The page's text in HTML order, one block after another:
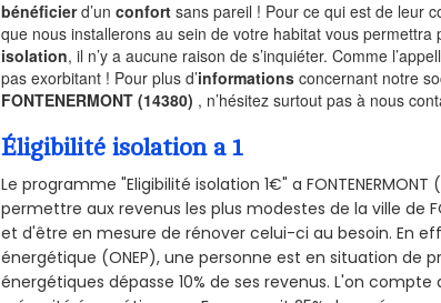
bénéficierd’unconfort sans pareil ! Pour ce qui est de leur
que nous installerons au sein de votre habitat vous permettra
isolation, il n’y a aucune raison de s’inquiéter. Comme
pas exorbitant ! Pour plus d’informations concernant notre
FONTENERMONT (14380) , n’hésitez surtout pas à nous
Éligibilité isolation a 1
Le programme "Eligibilité isolation 1€" a
permettre aux revenus les plus modestes de la ville de
et d'être en mesure de rénover celui-ci au besoin. En
énergétique (ONEP), une personne est en situation de
énergétiques dépasse 10% de ses revenus. L'on